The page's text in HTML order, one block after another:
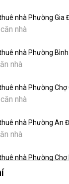
nhà Phường Gia
nhà
nhà Phường
nhà
nhà Phường Chợ
nhà
nhà Phường An
nhà
nhà Phường Chợ
nhà